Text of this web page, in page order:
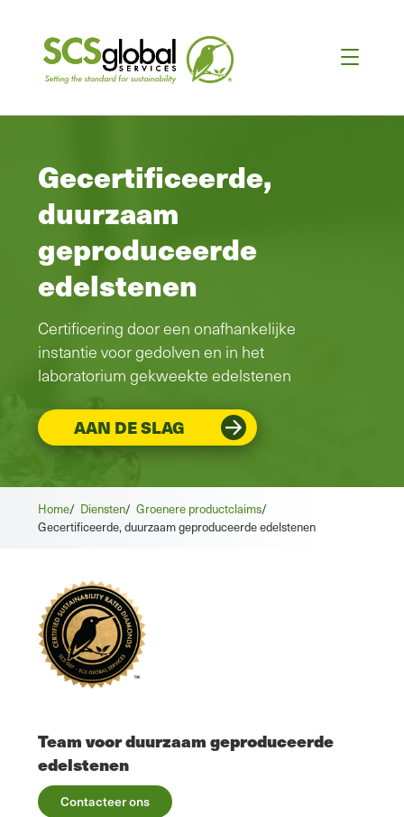
Gecertificeerde,
duurzaam
geproduceerde
edelstenen
Certificering door een onafhankelijke
instantie voor gedolven en in het
laboratorium gekweekte edelstenen
AAN DE SLAG
Home/ Diensten/ Groenere productclaims/
Gecertificeerde, duurzaam geproduceerde edelstenen
Team voor duurzaam geproduceerde
edelstenen
Contacteer ons